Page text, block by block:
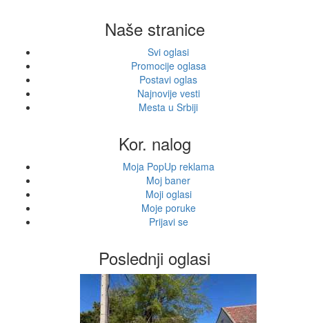
Naše stranice
Svi oglasi
Promocije oglasa
Postavi oglas
Najnovije vesti
Mesta u Srbiji
Kor. nalog
Moja PopUp reklama
Moj baner
Moji oglasi
Moje poruke
Prijavi se
Poslednji oglasi